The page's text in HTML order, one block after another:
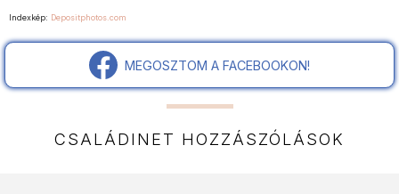
Indexkép: Depositphotos.com
MEGOSZTOM A FACEBOOKON!
CSALÁDINET HOZZÁSZÓLÁSOK